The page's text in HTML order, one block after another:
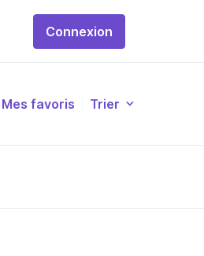
Connexion
Mes favoris Trier